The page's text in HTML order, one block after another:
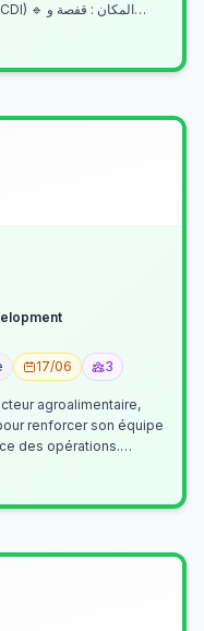
القطاع : النقل واللوجستيك 🔹 نوع العقد: دائم (CDI) 🔹 المكان : قفصة و…
17/06 3
agroalimentaire,
renforcer son équipe
des opérations.